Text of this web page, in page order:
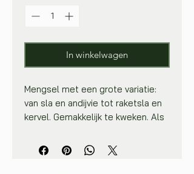
In winkelwagen
Mengsel met een grote variatie:
van sla en andijvie tot raketsla en
kervel. Gemakkelijk te kweken. Als
voldoende ontwikkeld zijn, worden
ze naar behoefte afgesneden.